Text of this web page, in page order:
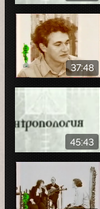
37:48
45:43